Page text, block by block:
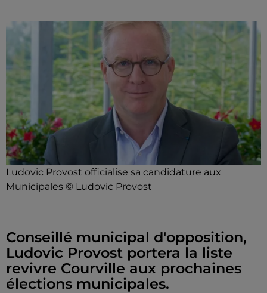
Ludovic Provost officialise sa candidature aux
Municipales © Ludovic Provost
Conseillé municipal d'opposition,
Ludovic Provost portera la liste
revivre Courville aux prochaines
élections municipales.